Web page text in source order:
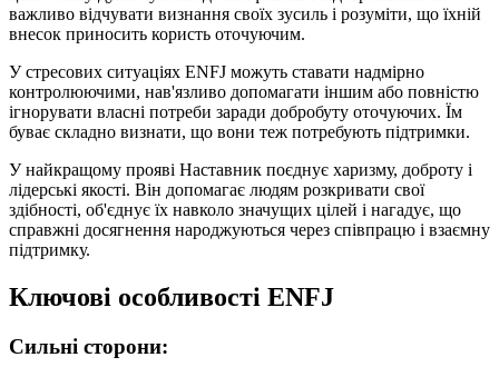
важливо відчувати визнання своїх зусиль і розуміти, що їхній
внесок приносить користь оточуючим.
У стресових ситуаціях ENFJ можуть ставати надмірно
контролюючими, нав'язливо допомагати іншим або повністю
ігнорувати власні потреби заради добробуту оточуючих. Їм
буває складно визнати, що вони теж потребують підтримки.
У найкращому прояві Наставник поєднує харизму, доброту і
лідерські якості. Він допомагає людям розкривати свої
здібності, об'єднує їх навколо значущих цілей і нагадує, що
справжні досягнення народжуються через співпрацю і взаємну
підтримку.
Ключові особливості ENFJ
Сильні сторони: